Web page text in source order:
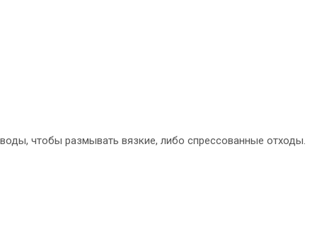
чтобы размывать вязкие, либо спрессованные отходы.